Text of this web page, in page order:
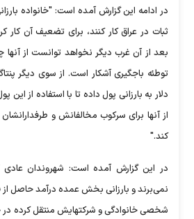
در ادامه این گزارش آمده است: "خانواده
ثبات در عراق کار کنند، برای تضعیف آن کار
بعد از آن غرب دیگر نخواهد توانست از
دلار به بارزانی پول داده تا با استفاده از این
از آنها برای سرکوب مخالفانش و
کند."
در این گزارش آمده است: شهروندان
نمی‌برند و بارزانی بخش عمده درآمد حاصل
شخصی خانوادگی و شرکتهایش منتقل کرده در